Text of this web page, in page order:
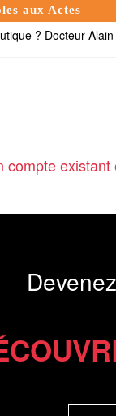
aux Actes
? Docteur
compte existant